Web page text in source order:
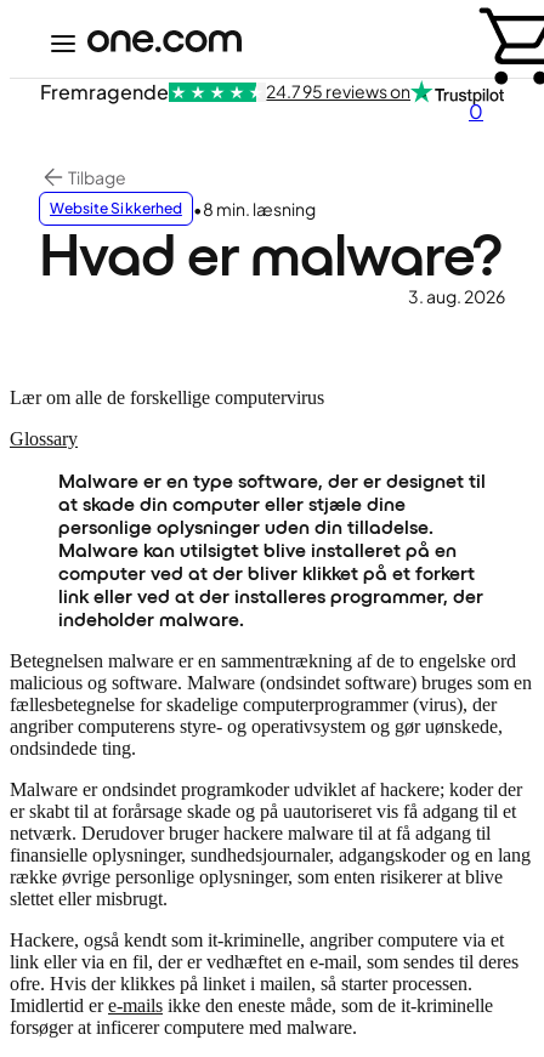
0
Fremragende 24.795 reviews on
Tilbage
Website Sikkerhed •8 min. læsning
Hvad er malware?
3. aug. 2026
Lær om alle de forskellige computervirus
Glossary
Malware er en type software, der er designet til
at skade din computer eller stjæle dine
personlige oplysninger uden din tilladelse.
Malware kan utilsigtet blive installeret på en
computer ved at der bliver klikket på et forkert
link eller ved at der installeres programmer, der
indeholder malware.
Betegnelsen malware er en sammentrækning af de to engelske ord
malicious og software. Malware (ondsindet software) bruges som en
fællesbetegnelse for skadelige computerprogrammer (virus), der
angriber computerens styre- og operativsystem og gør uønskede,
ondsindede ting.
Malware er ondsindet programkoder udviklet af hackere; koder der
er skabt til at forårsage skade og på uautoriseret vis få adgang til et
netværk. Derudover bruger hackere malware til at få adgang til
finansielle oplysninger, sundhedsjournaler, adgangskoder og en lang
række øvrige personlige oplysninger, som enten risikerer at blive
slettet eller misbrugt.
Hackere, også kendt som it-kriminelle, angriber computere via et
link eller via en fil, der er vedhæftet en e-mail, som sendes til deres
ofre. Hvis der klikkes på linket i mailen, så starter processen.
Imidlertid ere-mails ikke den eneste måde, som de it-kriminelle
forsøger at inficerer computere med malware.